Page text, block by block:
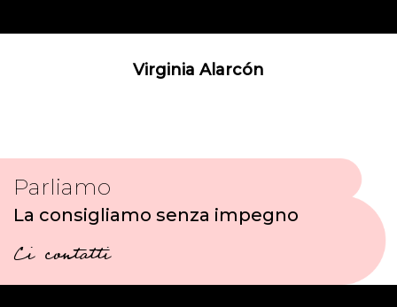
Virginia Alarcón
Parliamo
La consigliamo senza impegno
Ci contatti